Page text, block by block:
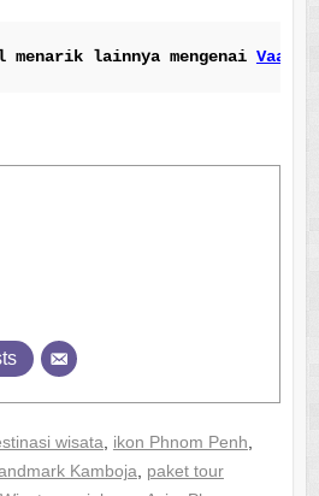
lainnya mengenai
wisata, ikon Phnom Penh,
Kamboja, paket tour